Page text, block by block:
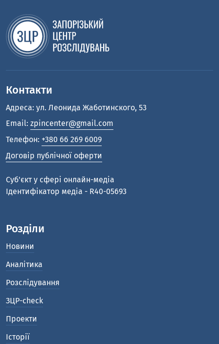
Контакти
Адреса: ул. Леонида Жаботинского, 53
Email: zpincenter@gmail.com
Телефон: +380 66 269 6009
Договір публічної оферти
Cуб'єкт у сфері онлайн-медіа
Ідентифікатор медіа - R40-05693
Розділи
Новини
Аналітика
Розслідування
ЗЦР-check
Проекти
Історії